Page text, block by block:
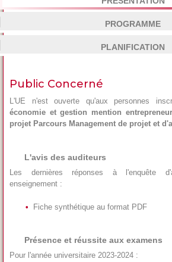
PROGRAMME
PLANIFICATION
Public Concerné
L'UE n'est ouverte qu'aux personnes
économie et gestion mention
projet Parcours Management de projet et
L'avis des auditeurs
Les dernières réponses à l'enquête
enseignement :
Fiche synthétique au format PDF
Présence et réussite aux examens
Pour l'année universitaire 2023-2024 :